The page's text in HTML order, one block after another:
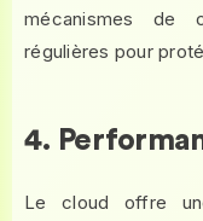
mécanismes de
régulières pour
4.
Le cloud offre